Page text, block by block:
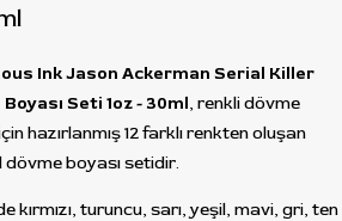
Ink Jason Ackerman Serial Killer
Boyası Seti 1oz - 30ml, renkli dövme
hazırlanmış 12 farklı renkten oluşan
boyası setidir.
kırmızı, turuncu, sarı, yeşil, mavi, gri, ten